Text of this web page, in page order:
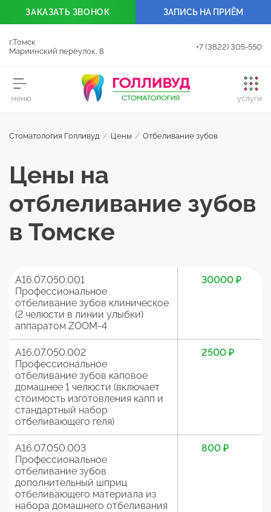
г.Томск
Мариинский переулок, 8
+7 (3822) 305-550
ЗАКАЗАТЬ ЗВОНОК ЗАПИСЬ НА ПРИЁМ
Стоматология Голливуд / Цены / Отбеливание зубов
Цены на
отблеливание зубов
в Томске
A16.07.050.001
Профессиональное
отбеливание зубов клиническое
(2 челюсти в линии улыбки)
аппаратом ZOOM-4
30000 ₽
A16.07.050.002
Профессиональное
отбеливание зубов каповое
домашнее 1 челюсти (включает
стоимость изготовления капп и
стандартный набор
отбеливающего геля)
2500 ₽
A16.07.050.003
Профессиональное
отбеливание зубов
дополнительный шприц
отбеливающего материала из
набора домашнего отбеливания
800 ₽